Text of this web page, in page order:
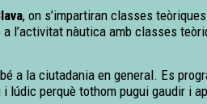
, on s’impartiran classes
a l’activitat nàutica amb classes
a la ciutadania en general. Es
perquè tothom pugui gaudir i